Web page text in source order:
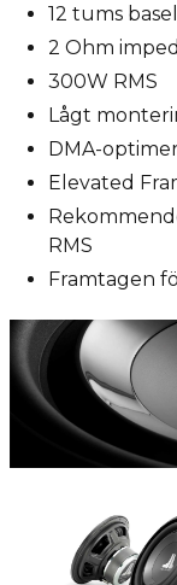
12 tums
2 Ohm
300W RMS
Lågt
DMA-
Elevated
RMS
Framtagen